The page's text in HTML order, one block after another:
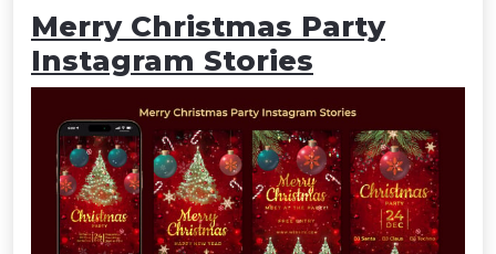
Merry Christmas Party
Instagram Stories